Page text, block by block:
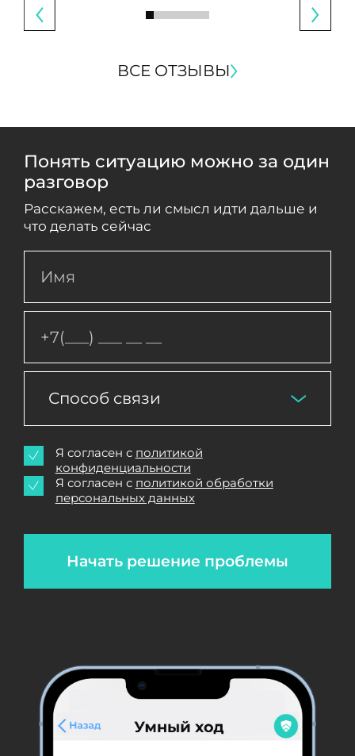
ВСЕ ОТЗЫВЫ
Понять ситуацию можно за один
разговор
Расскажем, есть ли смысл идти дальше и
что делать сейчас
Способ связи
Начать решение проблемы
Я согласен с политикой
конфиденциальности
Я согласен с политикой обработки
персональных данных